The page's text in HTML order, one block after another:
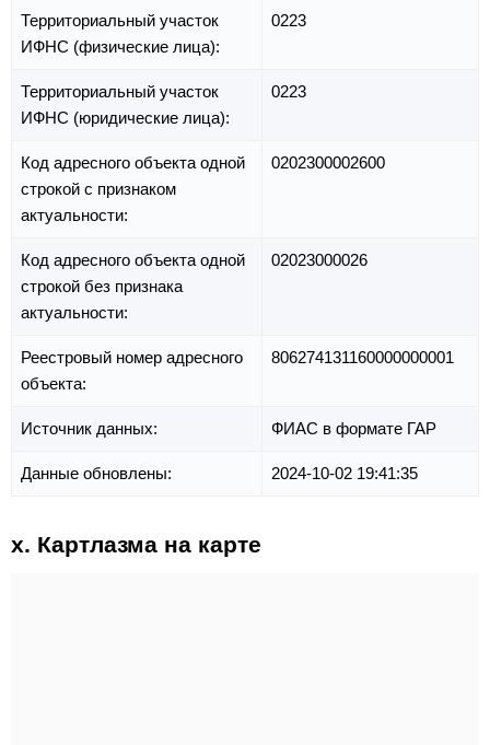
Территориальный участок
ИФНС (физические лица):
0223
Территориальный участок
ИФНС (юридические лица):
0223
Код адресного объекта одной
строкой с признаком
актуальности:
0202300002600
Код адресного объекта одной
строкой без признака
актуальности:
02023000026
Реестровый номер адресного
объекта:
806274131160000000001
Источник данных: ФИАС в формате ГАР
Данные обновлены: 2024-10-02 19:41:35
х. Картлазма на карте